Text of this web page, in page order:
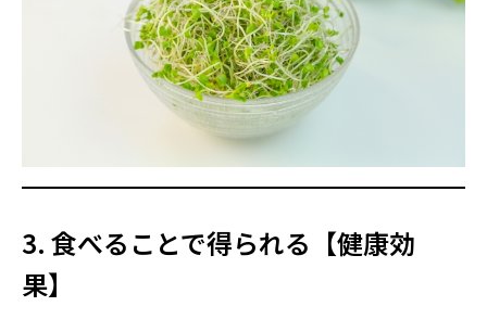
3. 食べることで得られる【健康効
果】